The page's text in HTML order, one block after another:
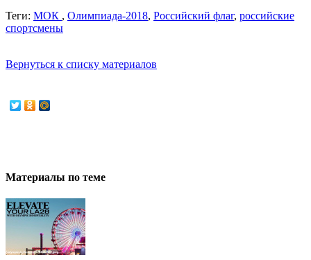
Теги: МОК , Олимпиада-2018, Российский флаг, российские
спортсмены
Вернуться к списку материалов
Материалы по теме